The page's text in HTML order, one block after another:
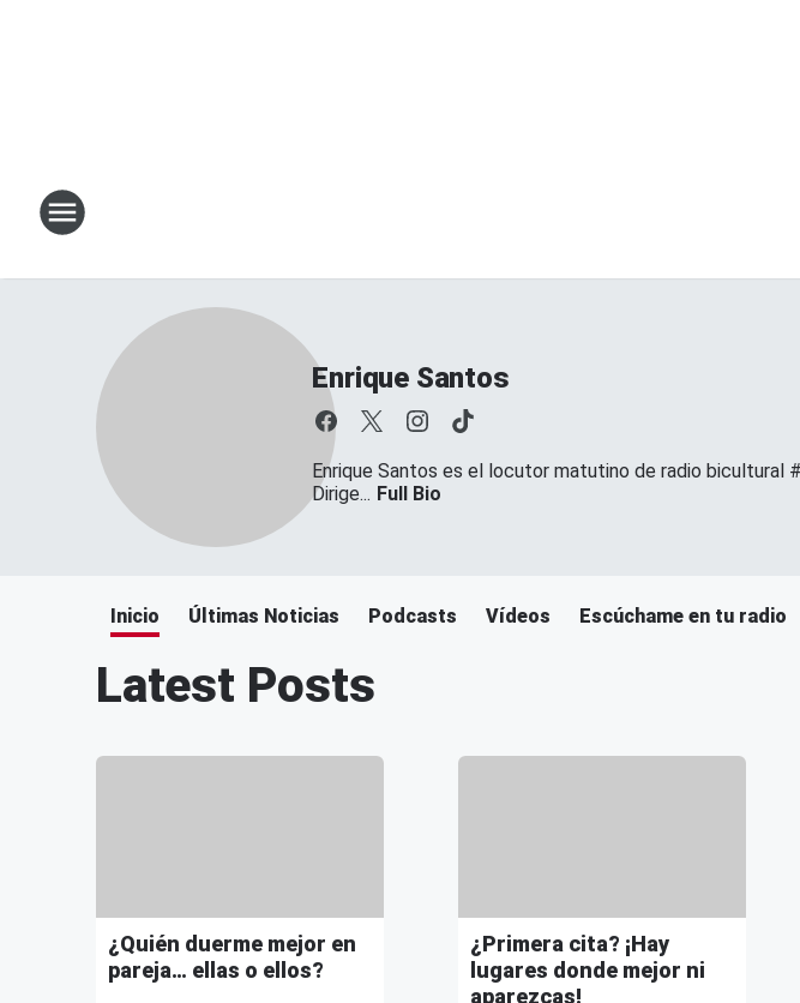
Enrique Santos
Enrique Santos es el locutor matutino de radio bicultural
Dirige... Full Bio
Inicio Últimas Noticias Podcasts Vídeos Escúchame en tu radio
Latest Posts
¿Quién duerme mejor en
pareja… ellas o ellos?
¿Primera cita? ¡Hay
lugares donde mejor ni
aparezcas!